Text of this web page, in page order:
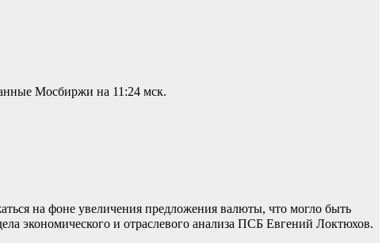
Мосбиржи на 11:24 мск.
на фоне увеличения предложения валюты, что могло быть
экономического и отраслевого анализа ПСБ Евгений Локтюхов.